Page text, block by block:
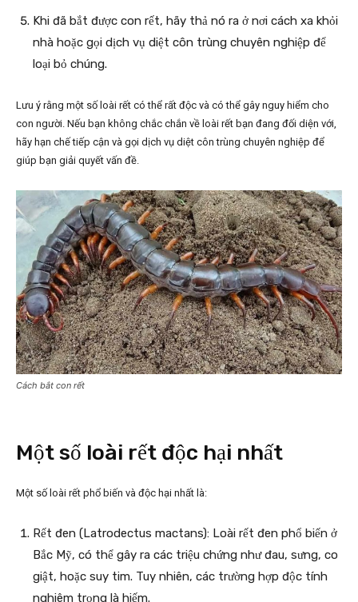
Khi đã bắt được con rết, hãy thả nó ra ở nơi cách xa khỏi
nhà hoặc gọi dịch vụ diệt côn trùng chuyên nghiệp để
loại bỏ chúng.
Lưu ý rằng một số loài rết có thể rất độc và có thể gây nguy hiểm cho
con người. Nếu bạn không chắc chắn về loài rết bạn đang đối diện với,
hãy hạn chế tiếp cận và gọi dịch vụ diệt côn trùng chuyên nghiệp để
giúp bạn giải quyết vấn đề.
Cách bắt con rết
Một số loài rết độc hại nhất
Một số loài rết phổ biến và độc hại nhất là:
Rết đen (Latrodectus mactans): Loài rết đen phổ biến ở
Bắc Mỹ, có thể gây ra các triệu chứng như đau, sưng, co
giật, hoặc suy tim. Tuy nhiên, các trường hợp độc tính
nghiêm trọng là hiếm.